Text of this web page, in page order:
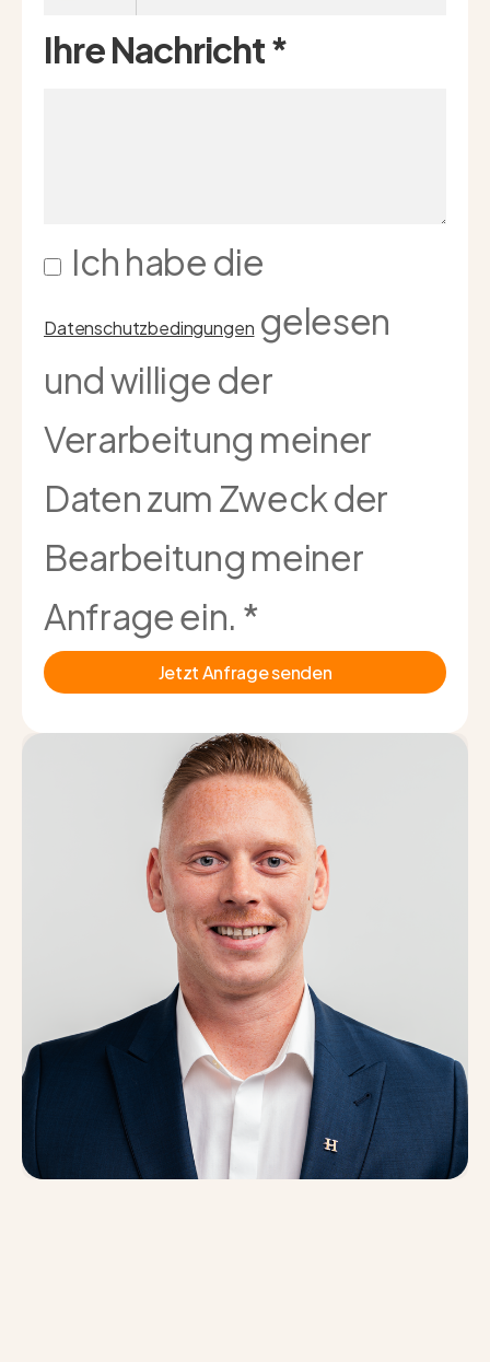
Ihre Nachricht*
Ich habe die
Datenschutzbedingungen gelesen
und willige der
Verarbeitung meiner
Daten zum Zweck der
Bearbeitung meiner
Anfrage ein. *
Jetzt Anfrage senden